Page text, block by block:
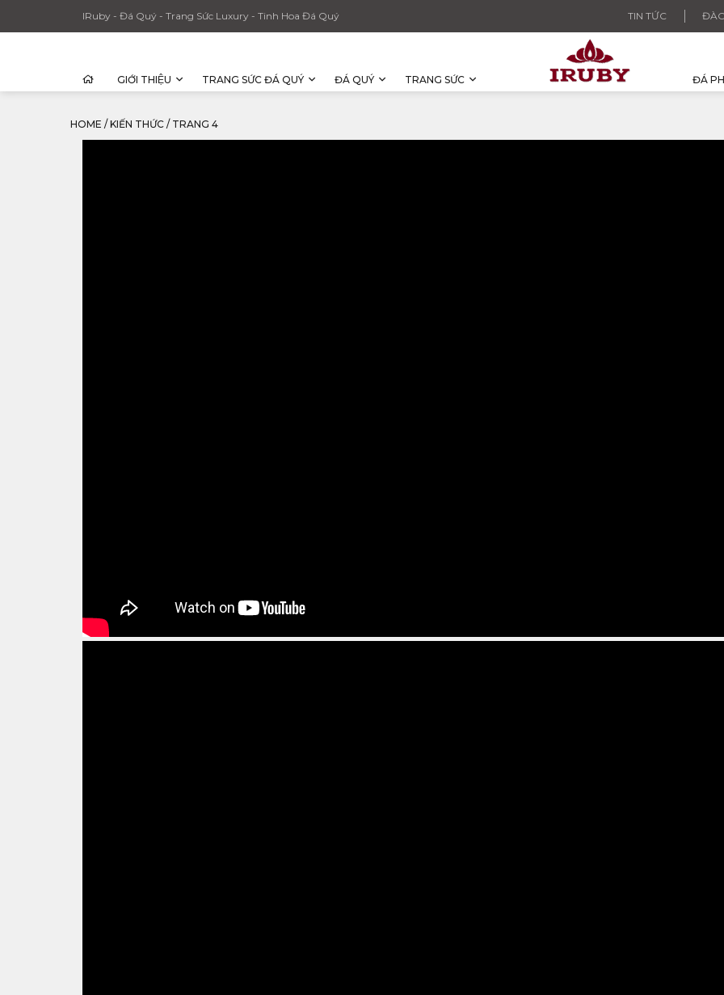
IRuby - Đá Quý - Trang Sức Luxury - Tinh Hoa Đá Quý TIN TỨC
GIỚI THIỆU TRANG SỨC ĐÁ QUÝ ĐÁ QUÝ TRANG SỨC ĐÁ
HOME / KIẾN THỨC / TRANG 4